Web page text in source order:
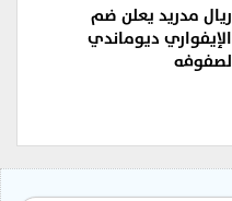
ريال مدريد يعلن ضم
الإيفواري ديوماندي
لصفوفه